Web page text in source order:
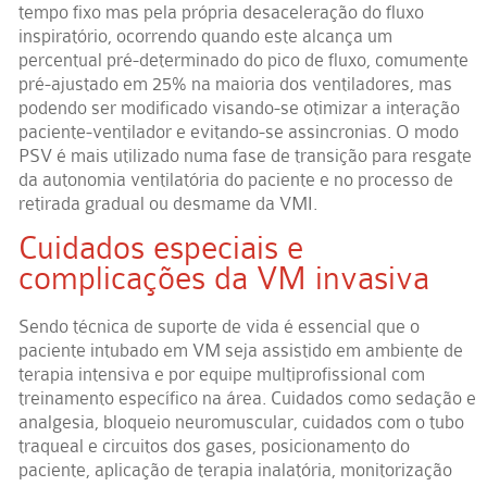
tempo fixo mas pela própria desaceleração do fluxo
inspiratório, ocorrendo quando este alcança um
percentual pré-determinado do pico de fluxo, comumente
pré-ajustado em 25% na maioria dos ventiladores, mas
podendo ser modificado visando-se otimizar a interação
paciente-ventilador e evitando-se assincronias. O modo
PSV é mais utilizado numa fase de transição para resgate
da autonomia ventilatória do paciente e no processo de
retirada gradual ou desmame da VMI.
Cuidados especiais e
complicações da VM invasiva
Sendo técnica de suporte de vida é essencial que o
paciente intubado em VM seja assistido em ambiente de
terapia intensiva e por equipe multiprofissional com
treinamento específico na área. Cuidados como sedação e
analgesia, bloqueio neuromuscular, cuidados com o tubo
traqueal e circuitos dos gases, posicionamento do
paciente, aplicação de terapia inalatória, monitorização